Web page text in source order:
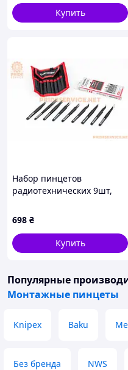
Купить
Набор пинцетов
радиотехнических 9шт,
(NT-6002)
698 ₴
Купить
Популярные
Монтажные пинцеты
Knipex Baku
Без бренда NWS